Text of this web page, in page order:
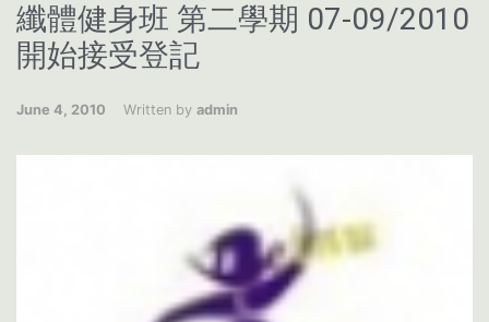
纖體健身班 第二學期 07-09/2010
開始接受登記
June 4, 2010 Written by admin